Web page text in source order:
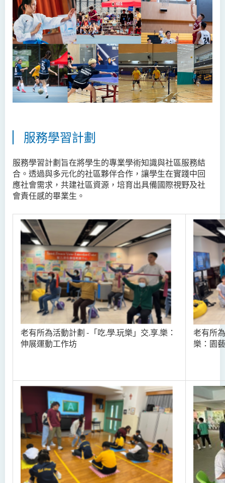
服務學習計劃
服務學習計劃旨在將學生的專業學術知識與社區服務結
合。透過與多元化的社區夥伴合作，讓學生在實踐中回
應社會需求，共建社區資源，培育出具備國際視野及社
會責任感的畢業生。
老有所為活動計劃 -「吃.學.玩樂」交.享.樂：
伸展運動工作坊
老有所
樂：園